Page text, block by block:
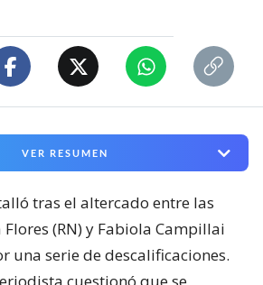
VER RESUMEN
tras el altercado entre las
(RN) y Fabiola Campillai
una serie de descalificaciones.